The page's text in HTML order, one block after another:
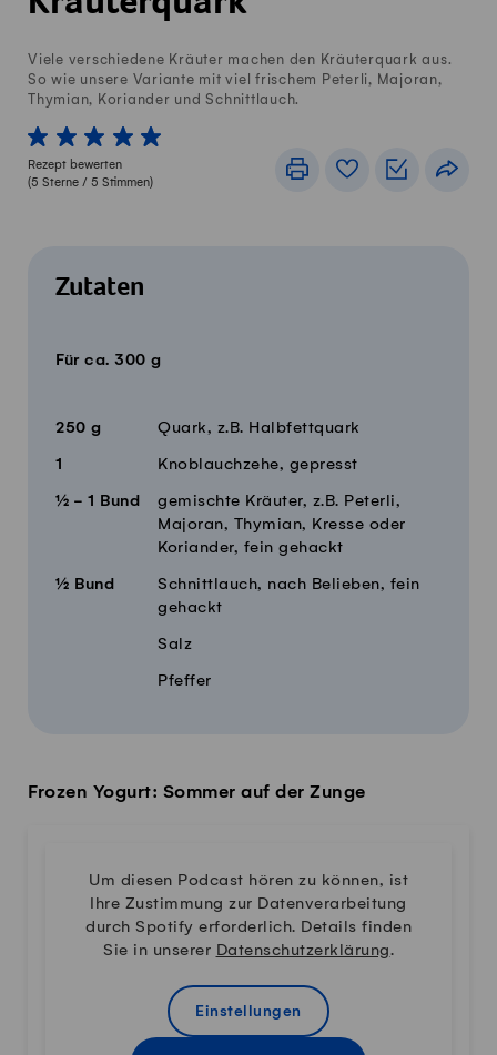
Viele verschiedene Kräuter machen den Kräuterquark aus.
So wie unsere Variante mit viel frischem Peterli, Majoran,
Thymian, Koriander und Schnittlauch.
1 von 5 Sterne
2 von 5 Sterne
3 von 5 Sterne
4 von 5 Sterne
5 von 5 Sterne
Rezept bewerten
(5 Sterne / 5 Stimmen)
DruckenRezeptbuch
Zutaten
Für ca. 300 g
Menge Zutaten
250 g Quark, z.B. Halbfettquark
1 Knoblauchzehe, gepresst
½ - 1 Bund
gemischte Kräuter, z.B. Peterli,
Majoran, Thymian, Kresse oder
Koriander, fein gehackt
½ Bund
Schnittlauch, nach Belieben, fein
gehackt
Salz
Pfeffer
Frozen Yogurt: Sommer auf der Zunge
Um diesen Podcast hören zu können, ist
Ihre Zustimmung zur Datenverarbeitung
durch Spotify erforderlich. Details finden
Sie in unserer Datenschutzerklärung.
Einstellungen